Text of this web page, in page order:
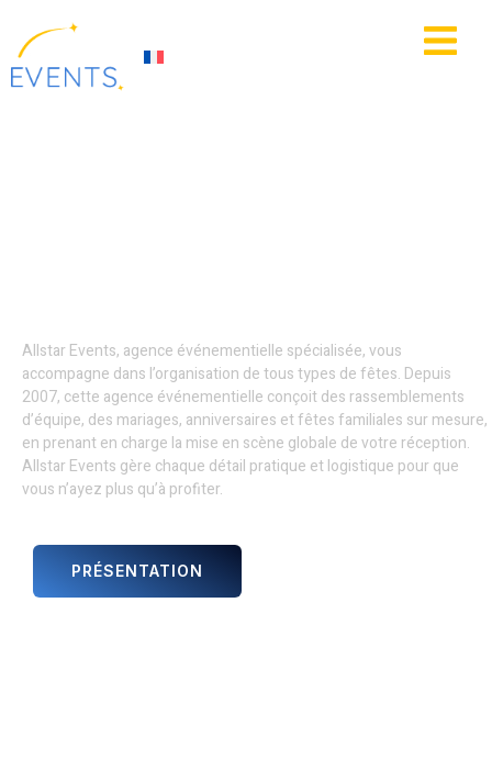
principal
Allstar Events, agence événementielle spécialisée, vous
accompagne dans l’organisation de tous types de fêtes. Depuis
2007, cette agence événementielle conçoit des rassemblements
d’équipe, des mariages, anniversaires et fêtes familiales sur mesure,
en prenant en charge la mise en scène globale de votre réception.
Allstar Events gère chaque détail pratique et logistique pour que
vous n’ayez plus qu’à profiter.
PRÉSENTATION